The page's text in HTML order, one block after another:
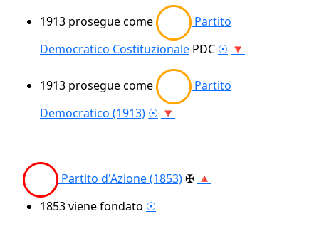
1913 prosegue come
Partito
Democratico Costituzionale PDC ☉ 🔻
1913 prosegue come
Partito
Democratico (1913) ☉ 🔻
Partito d'Azione (1853)✠ 🔺
1853viene fondato ☉